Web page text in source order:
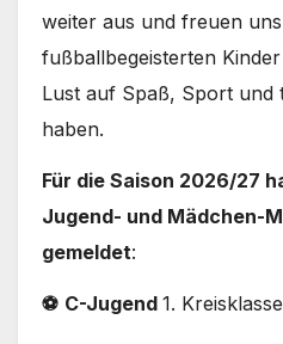
weiter aus und freuen
fußballbegeisterten
Lust auf Spaß, Sport und
haben.
Für die Saison 2026/27
Jugend- und Mädchen-
gemeldet:
⚽ C-Jugend 1. Kreisklasse